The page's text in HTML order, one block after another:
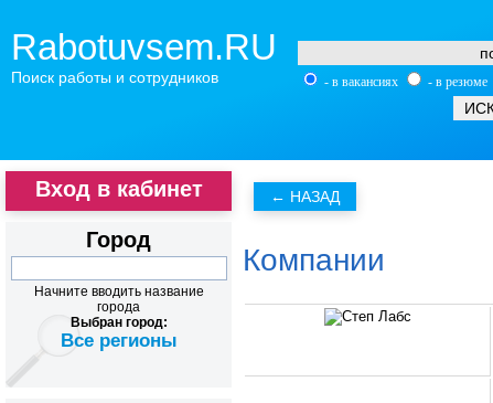
Rabotuvsem.RU
Поиск работы и сотрудников - в вакансиях - в резюме
Компании
Вход в кабинет
Город
Начните вводить название
города
Выбран город:
Все регионы